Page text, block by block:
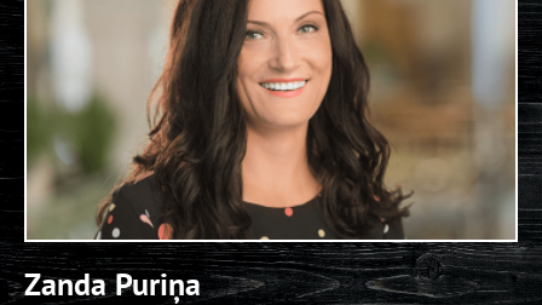
Zanda Puriņa